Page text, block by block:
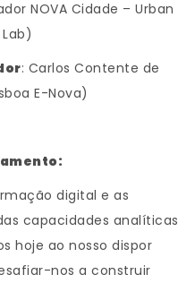
NOVA Cidade – Urban
: Carlos Contente de
E-Nova)
digital e as
capacidades analíticas
hoje ao nosso dispor
nos a construir